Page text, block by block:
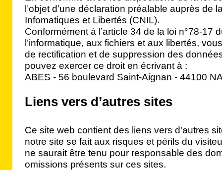
l’objet d’une déclaration préalable auprès de
Infomatiques et Libertés (CNIL).
Conformément à l’article 34 de la loi n°78-17
l’informatique, aux fichiers et aux libertés,
de rectification et de suppression des
pouvez exercer ce droit en écrivant à :
ABES - 56 boulevard Saint-Aignan - 44100
Liens vers d’autres sites
Ce site web contient des liens vers d'autres
notre site se fait aux risques et périls du
ne saurait être tenu pour responsable des
omissions présents sur ces sites.